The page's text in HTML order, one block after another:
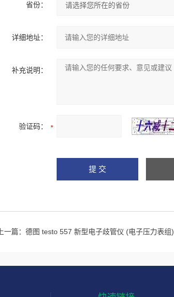
省份：
详细地址：
补充说明：
验证码：
上一篇： 德图 testo 557 新型电子歧管仪 (电子压力表组)